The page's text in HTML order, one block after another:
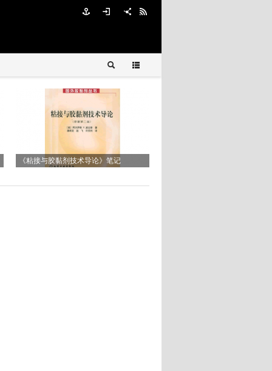
Reworkability of Underfill Materials
DELO-MONOPOX AC265
《粘接与胶黏剂技术导论》笔记